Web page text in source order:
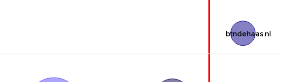
btndehaas.nl